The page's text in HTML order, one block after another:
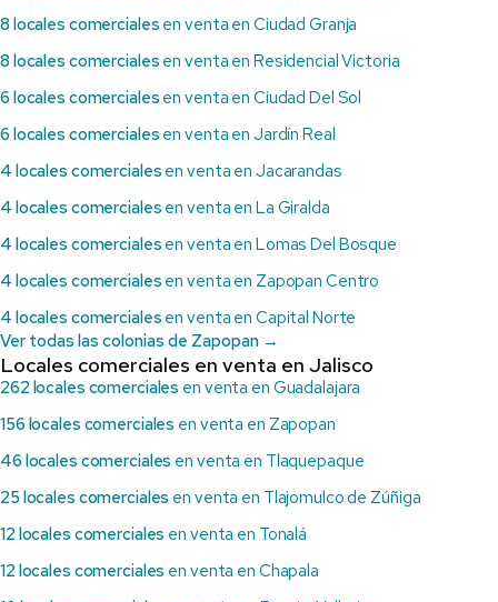
8 locales comerciales en venta en Ciudad Granja
8 locales comerciales en venta en Residencial Victoria
6 locales comerciales en venta en Ciudad Del Sol
6 locales comerciales en venta en Jardín Real
4 locales comerciales en venta en Jacarandas
4 locales comerciales en venta en La Giralda
4 locales comerciales en venta en Lomas Del Bosque
4 locales comerciales en venta en Zapopan Centro
4 locales comerciales en venta en Capital Norte
Ver todas las colonias de Zapopan →
Locales comerciales en venta en Jalisco
262 locales comerciales en venta en Guadalajara
156 locales comerciales en venta en Zapopan
46 locales comerciales en venta en Tlaquepaque
25 locales comerciales en venta en Tlajomulco de Zúñiga
12 locales comerciales en venta en Tonalá
12 locales comerciales en venta en Chapala